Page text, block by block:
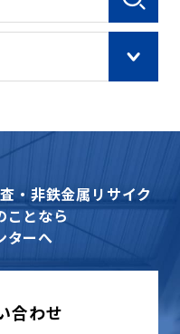
・非鉄金属リサイク
ことなら
ターへ
合わせ